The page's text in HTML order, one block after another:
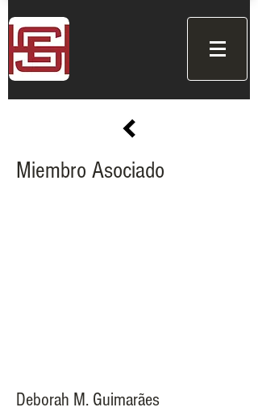
Miembro Asociado
​Deborah M. Guimarães